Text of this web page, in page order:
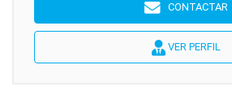
CONTACTAR
VER PERFIL